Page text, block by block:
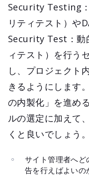
Security Testing
リティテスト）
Security Test：動
ィテスト）を行う
し、プロジェクト
きるようにします
の内製化」を進め
ルの選定に加えて
くと良いでしょう。
サイト管理者へど
告を行えばよいの